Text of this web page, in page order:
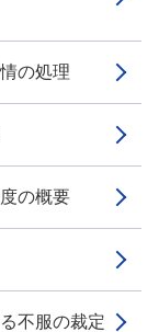
の処理
の概要
不服の裁定